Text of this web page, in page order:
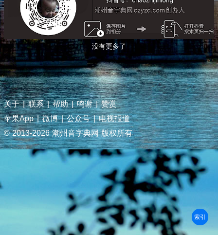
没有更多了
关于 | 联系 | 帮助 | 鸣谢 | 赞赏
苹果App | 微博 | 公众号 | 电视报道
© 2013-2026 潮州音字典网 版权所有
部首
笔划
拼音
潮拼